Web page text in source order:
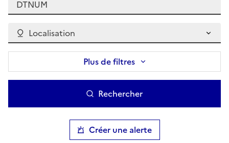
Localisation
Plus de filtres
Rechercher
Créer une alerte